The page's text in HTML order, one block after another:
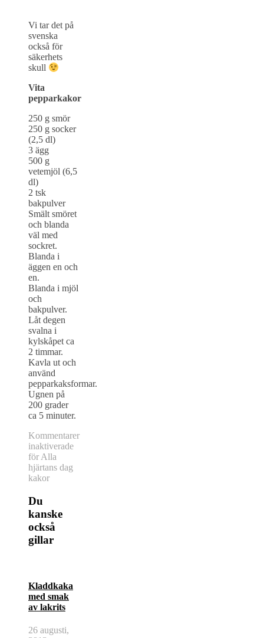
Vi tar det på
svenska
också för
säkerhets
skull
Vita
pepparkakor
250 g smör
250 g socker
(2,5 dl)
3 ägg
500 g
vetemjöl (6,5
dl)
2 tsk
bakpulver
Smält smöret
och blanda
väl med
sockret.
Blanda i
äggen en och
en.
Blanda i mjöl
och
bakpulver.
Låt degen
svalna i
kylskåpet ca
2 timmar.
Kavla ut och
använd
pepparkaksformar.
Ugnen på
200 grader
ca 5 minuter.
Kommentarer
inaktiverade
för Alla
hjärtans dag
kakor
Du
kanske
också
gillar
Kladdkaka
med smak
av lakrits
26 augusti,